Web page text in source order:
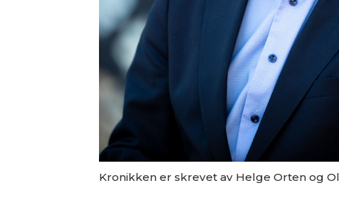
Kronikken er skrevet av Helge Orten og